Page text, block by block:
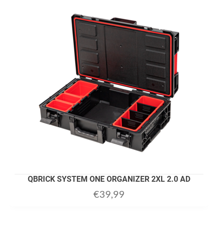
QBRICK SYSTEM ONE ORGANIZER 2XL 2.0 AD
€39,99